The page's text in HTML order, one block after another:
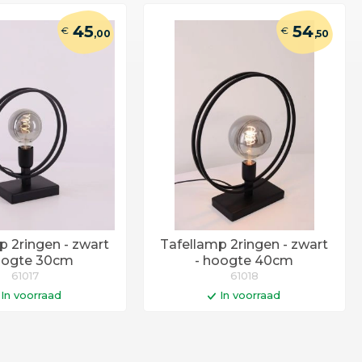
2ringen - zwart
30cm
€45,00
61017
In voorraad
Tafellamp 2ringen - zwart
- hoogte 40cm
€54,50
61018
In voorraad